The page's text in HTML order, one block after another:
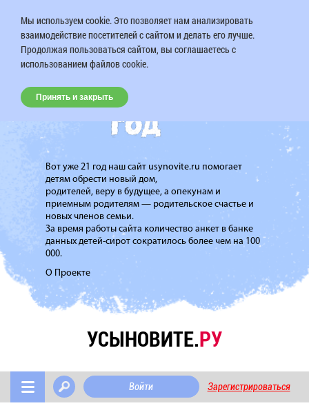
Вот уже 21 год наш сайт usynovite.ru помогает
детям обрести новый дом,
родителей, веру в будущее, а опекунам и
приемным родителям — родительское счастье и
новых членов семьи.
За время работы сайта количество анкет в банке
данных детей-сирот сократилось более чем на 100
000.
О Проекте
УСЫНОВИТЕ.РУ
Войти Зарегистрироваться
Мы используем cookie. Это позволяет нам анализировать
взаимодействие посетителей с сайтом и делать его лучше.
Продолжая пользоваться сайтом, вы соглашаетесь с
использованием файлов cookie.
Принять и закрыть